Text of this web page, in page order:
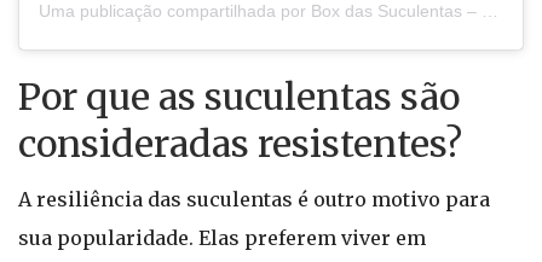
Uma publicação compartilhada por Box das Suculentas – Venda de flores e plantas (@boxdassuculentas)
Por que as suculentas são
consideradas resistentes?
A resiliência das suculentas é outro motivo para
sua popularidade. Elas preferem viver em